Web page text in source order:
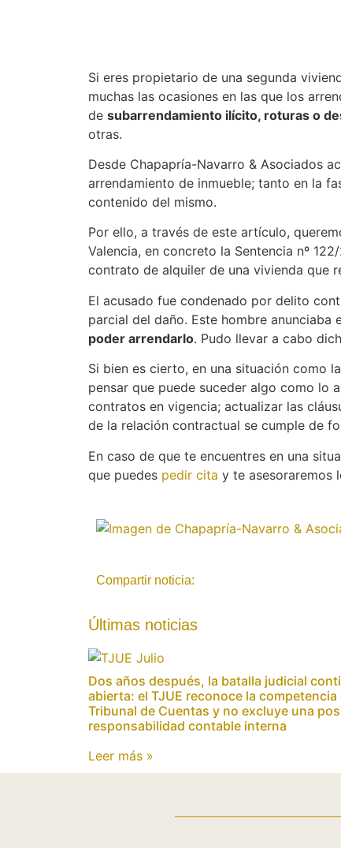
Si eres propietario de una segunda
muchas las ocasiones en las que los
de subarrendamiento ilícito, roturas o
otras.
Desde Chapapría-Navarro & Asociados
arrendamiento de inmueble; tanto en la
contenido del mismo.
Por ello, a través de este artículo,
Valencia, en concreto la Sentencia nº
contrato de alquiler de una vivienda que
El acusado fue condenado por delito
parcial del daño. Este hombre
poder arrendarlo. Pudo llevar a cabo
Si bien es cierto, en una situación como
pensar que puede suceder algo como lo
contratos en vigencia; actualizar las
de la relación contractual se cumple de
En caso de que te encuentres en una
que puedes pedir cita y te asesoraremos
Compartir noticia:
Últimas noticias
Dos años después, la batalla judicial
abierta: el TJUE reconoce la competencia
Tribunal de Cuentas y no excluye una
responsabilidad contable interna
Leer más »